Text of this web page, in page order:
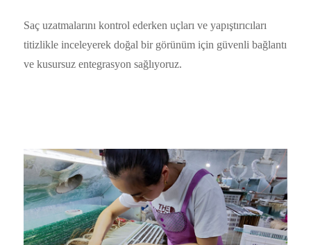
Saç uzatmalarını kontrol ederken uçları ve yapıştırıcıları
titizlikle inceleyerek doğal bir görünüm için güvenli bağlantı
ve kusursuz entegrasyon sağlıyoruz.